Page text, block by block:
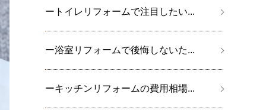
ートイレリフォームで注目したい...
ー浴室リフォームで後悔しないた...
ーキッチンリフォームの費用相場...